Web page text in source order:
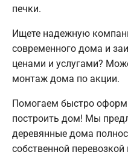
печки.
Ищете надежную
современного дома и
ценами и услугами?
монтаж дома по акции.
Помогаем быстро
построить дом! Мы
деревянные дома
собственной